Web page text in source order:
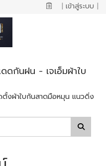
| เข้าสู่ระบบ |
ดกันฝน - เจเอ็มผ้าใบ
งผ้าใบกันสาดมือหมุน แนวดิ่ง